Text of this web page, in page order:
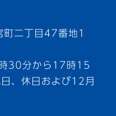
二丁目47番地1
30分から17時15
、休日および12月